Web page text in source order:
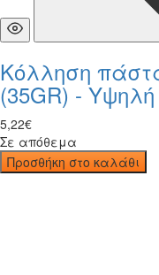
Κόλληση
(35GR) -
5,22€
Σε απόθεμα
Προσθήκη στο καλάθι